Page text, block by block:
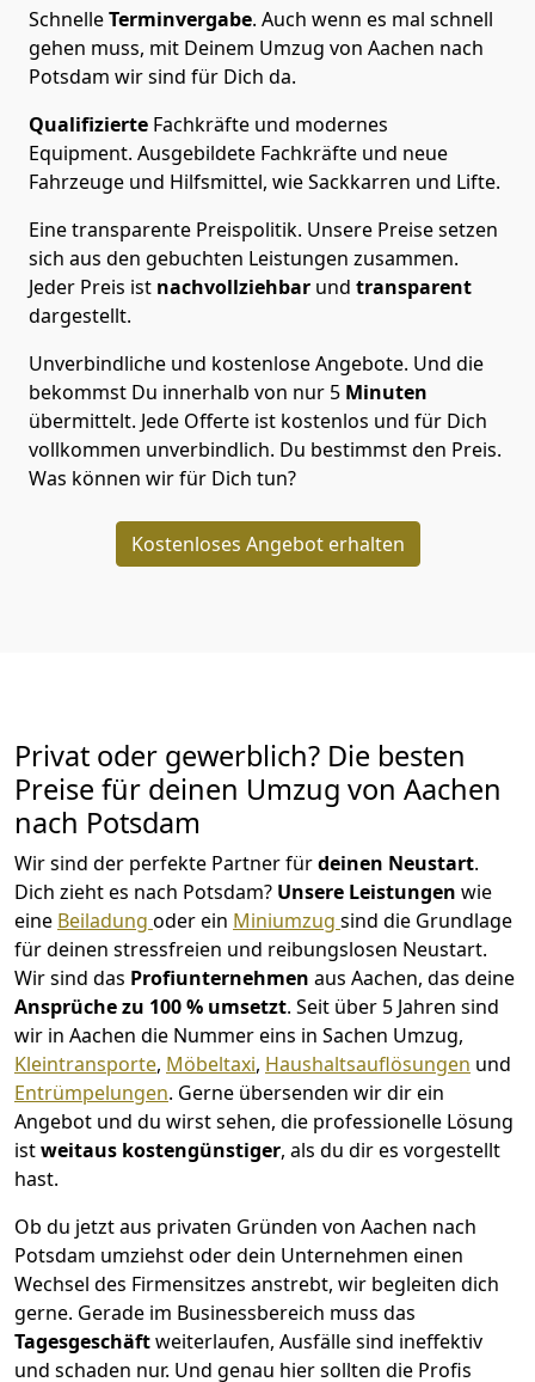
SchnelleTerminvergabe. Auch wenn es mal schnell
gehen muss, mit Deinem Umzug von Aachen nach
Potsdam wir sind für Dich da.
Qualifizierte Fachkräfte und modernes
Equipment. Ausgebildete Fachkräfte und neue
Fahrzeuge und Hilfsmittel, wie Sackkarren und Lifte.
Eine transparente Preispolitik. Unsere Preise setzen
sich aus den gebuchten Leistungen zusammen.
Jeder Preis ist nachvollziehbar und transparent
dargestellt.
Unverbindliche und kostenlose Angebote. Und die
bekommst Du innerhalb von nur 5 Minuten
übermittelt. Jede Offerte ist kostenlos und für Dich
vollkommen unverbindlich. Du bestimmst den Preis.
Was können wir für Dich tun?
Kostenloses Angebot erhalten
Privat oder gewerblich? Die besten
Preise für deinen Umzug von Aachen
nach Potsdam
Wir sind der perfekte Partner fürdeinen Neustart.
Dich zieht es nach Potsdam? Unsere Leistungen wie
eine Beiladung oder ein Miniumzug sind die Grundlage
für deinen stressfreien und reibungslosen Neustart.
Wir sind das Profiunternehmen aus Aachen, das deine
Ansprüche zu 100 % umsetzt. Seit über 5 Jahren sind
wir in Aachen die Nummer eins in Sachen Umzug,
Kleintransporte, Möbeltaxi, Haushaltsauflösungen und
Entrümpelungen. Gerne übersenden wir dir ein
Angebot und du wirst sehen, die professionelle Lösung
istweitaus kostengünstiger, als du dir es vorgestellt
hast.
Ob du jetzt aus privaten Gründen von Aachen nach
Potsdam umziehst oder dein Unternehmen einen
Wechsel des Firmensitzes anstrebt, wir begleiten dich
gerne. Gerade im Businessbereich muss das
Tagesgeschäftweiterlaufen, Ausfälle sind ineffektiv
und schaden nur. Und genau hier sollten die Profis